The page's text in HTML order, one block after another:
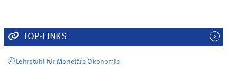
TOP-LINKS
Lehrstuhl für Monetäre Ökonomie